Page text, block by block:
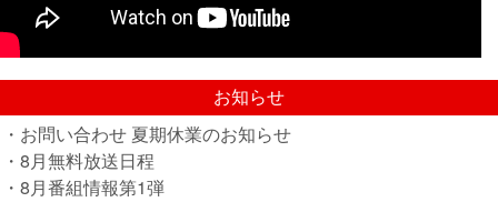
お知らせ
・お問い合わせ 夏期休業のお知らせ
・8月無料放送日程
・8月番組情報第1弾